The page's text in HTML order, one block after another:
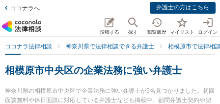
ココナラへ 弁護士の方はこちら
投稿する 探す 閲覧履歴 マイリスト ログイン
ココナラ法律相談 神奈川県で法律相談できる弁護士 相模原市で法律相
相模原市中央区の企業法務に強い弁護士
神奈川県の相模原市中央区で企業法務に強い弁護士が5名見つかりました。初回
面談無料や休日面談に対応している弁護士なども掲載中。顧問弁護士契約や契